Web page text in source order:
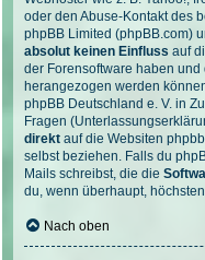
oder den Abuse-Kontakt des
phpBB Limited (phpBB.com)
absolut keinen Einfluss auf
der Forensoftware haben
herangezogen werden
phpBB Deutschland e. V. in
Fragen
direkt auf die Websiten
selbst beziehen. Falls du
Mails schreibst, die die
du, wenn überhaupt,
Nach oben